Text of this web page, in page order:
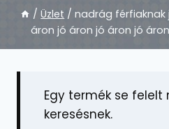
/ Üzlet / nadrág férfiaknak
áron jó áron jó áron jó
Egy termék se felelt
keresésnek.